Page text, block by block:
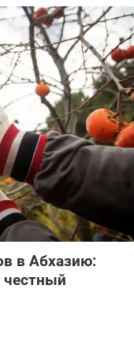
в Абхазию:
честный